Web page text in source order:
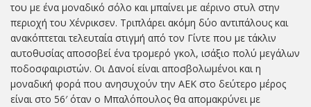
του με ένα μοναδικό σόλο και μπαίνει με αέρινο στυλ στην
περιοχή του Χένρικσεν. Τριπλάρει ακόμη δύο αντιπάλους και
ανακόπτεται τελευταία στιγμή από τον Γίντε που με τάκλιν
αυτοθυσίας αποσοβεί ένα τρομερό γκολ, ισάξιο πολύ μεγάλων
ποδοσφαιριστών. Οι Δανοί είναι αποσβολωμένοι και η
μοναδική φορά που ανησυχούν την ΑΕΚ στο δεύτερο μέρος
είναι στο 56′ όταν ο Μπαλόπουλος θα απομακρύνει με